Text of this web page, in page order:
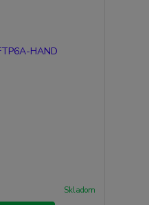
Skladom